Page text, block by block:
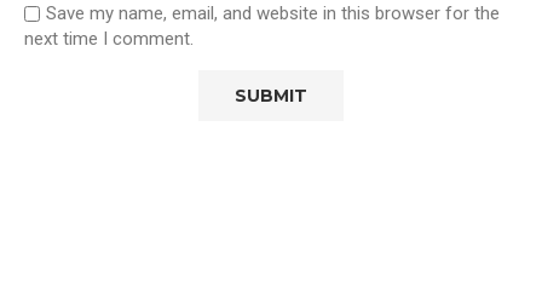
Save my name, email, and website in this browser for the
next time I comment.